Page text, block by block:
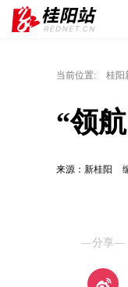
当前位置: 桂阳
“领
来源：新桂阳
—分享—